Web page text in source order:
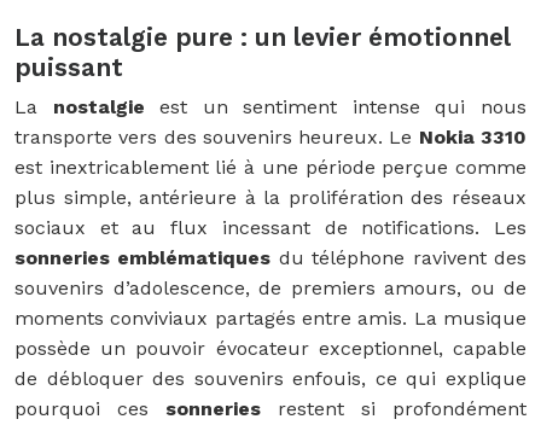
La nostalgie pure : un levier émotionnel
puissant
La nostalgieest un sentiment intense qui nous
transporte vers des souvenirs heureux. Le Nokia 3310
est inextricablement lié à une période perçue comme
plus simple, antérieure à la prolifération des réseaux
sociaux et au flux incessant de notifications. Les
sonneries emblématiques du téléphone ravivent des
souvenirs d’adolescence, de premiers amours, ou de
moments conviviaux partagés entre amis. La musique
possède un pouvoir évocateur exceptionnel, capable
de débloquer des souvenirs enfouis, ce qui explique
pourquoi ces sonneries restent si profondément